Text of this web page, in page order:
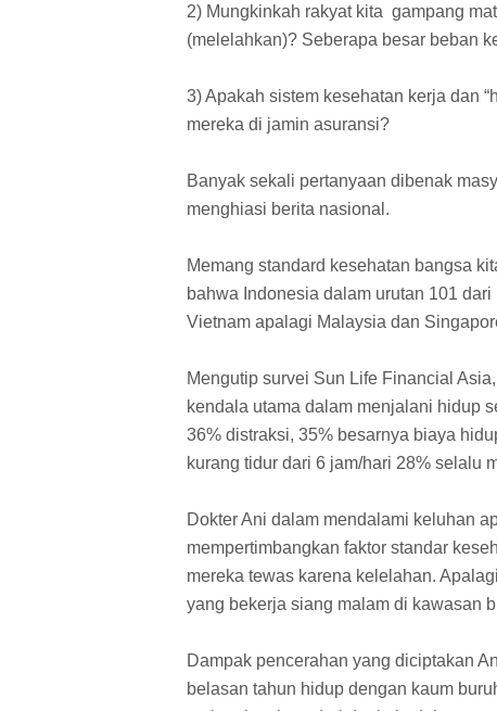
2) Mungkinkah rakyat kita gampang
(melelahkan)? Seberapa besar beban
3) Apakah sistem kesehatan kerja dan
mereka di jamin asuransi?
Banyak sekali pertanyaan dibenak
menghiasi berita nasional.
Memang standard kesehatan bangsa
bahwa Indonesia dalam urutan 101
Vietnam apalagi Malaysia dan
Mengutip survei Sun Life Financial
kendala utama dalam menjalani hidup
36% distraksi, 35% besarnya biaya
kurang tidur dari 6 jam/hari 28% selalu
Dokter Ani dalam mendalami keluhan
mempertimbangkan faktor standar
mereka tewas karena kelelahan.
yang bekerja siang malam di kawasan
Dampak pencerahan yang diciptakan
belasan tahun hidup dengan kaum